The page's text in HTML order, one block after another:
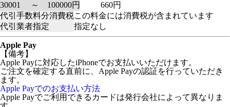
30001 ～ 100000円
660円
代引手数料分消費税この料金には消費税が含まれています
代引業者指定
指定なし
Apple Pay
【備考】
Apple Payに対応したiPhoneでお支払いいただけます。
ご注文を確定する直前に、Apple Payの認証を行っていただき
ます。
Apple Payでのお支払い方法
Apple Payでご利用できるカードは発行会社によって異なりま